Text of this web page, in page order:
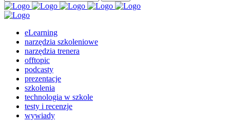
eLearning
narzędzia szkoleniowe
narzędzia trenera
offtopic
podcasty
prezentacje
szkolenia
technologia w szkole
testy i recenzje
wywiady